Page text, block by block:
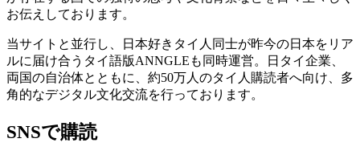
お伝えしております。
当サイトと並行し、日本好きタイ人同士が昨今の日本をリア
ルに届け合うタイ語版ANNGLEも同時運営。日タイ企業、
両国の自治体とともに、約50万人のタイ人購読者へ向け、多
角的なデジタル文化交流を行っております。
SNSで購読